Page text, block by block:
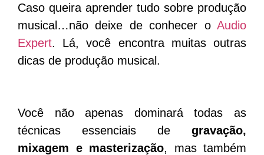
Caso queira aprender tudo sobre produção
musical…não deixe de conhecer o Audio
Expert. Lá, você encontra muitas outras
dicas de produção musical.
Você não apenas dominará todas as
técnicas essenciais de gravação,
mixagem e masterização, mas também